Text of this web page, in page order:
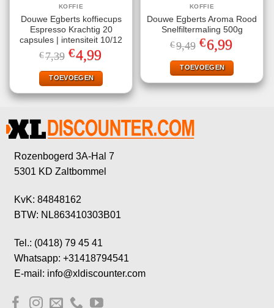
KOFFIE
Douwe Egberts koffiecups
Espresso Krachtig 20
capsules | intensiteit 10/12
€7,39 Oorspronkelijke
prijs
was:
€7,39.
€4,99
is:
€4,99.
TOEVOEGEN
KOFFIE
Douwe Egberts Aroma Rood
Snelfiltermaling 500g
€9,49 Oorspronkelijke
prijs
was:
€9,49.
€6,99
is:
€6,99.
TOEVOEGEN
Rozenbogerd 3A-Hal 7
5301 KD Zaltbommel
KvK: 84848162
BTW: NL863410303B01
Tel.: (0418) 79 45 41
Whatsapp: +31418794541
E-mail: info@xldiscounter.com